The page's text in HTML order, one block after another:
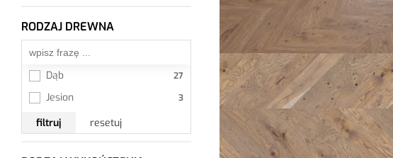
RODZAJ DREWNA
Dąb
Jesion
filtruj
resetuj